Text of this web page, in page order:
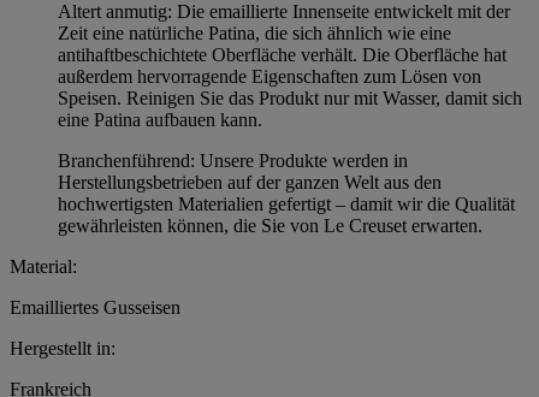
Altert anmutig: Die emaillierte Innenseite entwickelt mit der
Zeit eine natürliche Patina, die sich ähnlich wie eine
antihaftbeschichtete Oberfläche verhält. Die Oberfläche hat
außerdem hervorragende Eigenschaften zum Lösen von
Speisen. Reinigen Sie das Produkt nur mit Wasser, damit sich
eine Patina aufbauen kann.
Branchenführend: Unsere Produkte werden in
Herstellungsbetrieben auf der ganzen Welt aus den
hochwertigsten Materialien gefertigt – damit wir die Qualität
gewährleisten können, die Sie von Le Creuset erwarten.
Material:
Emailliertes Gusseisen
Hergestellt in:
Frankreich